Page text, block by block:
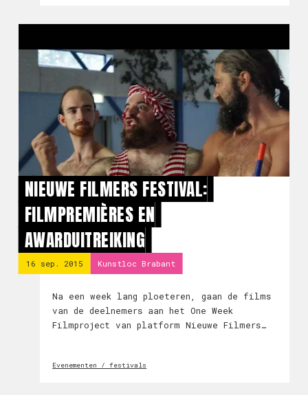
NIEUWE FILMERS FESTIVAL:
FILMPREMIÈRES EN
AWARDUITREIKING
16 sep. 2015 Kunstloc Brabant
Na een week lang ploeteren, gaan de films
van de deelnemers aan het One Week
Filmproject van platform Nieuwe Filmers
Parade te Den Bosch.
Evenementen / festivals